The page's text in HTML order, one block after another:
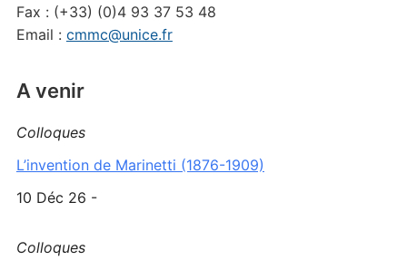
Fax : (+33) (0)4 93 37 53 48
Email : cmmc@unice.fr
A venir
Colloques
L’invention de Marinetti (1876-1909)
10 Déc 26 -
Colloques